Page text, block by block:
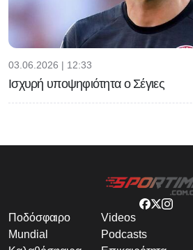
03.06.2026 | 12:33
Ισχυρή υποψηφιότητα ο Σέγιες
Ποδόσφαιρο
Mundial
Videos
Podcasts